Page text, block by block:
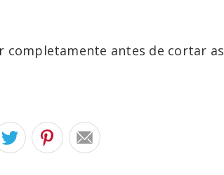
completamente antes de cortar as